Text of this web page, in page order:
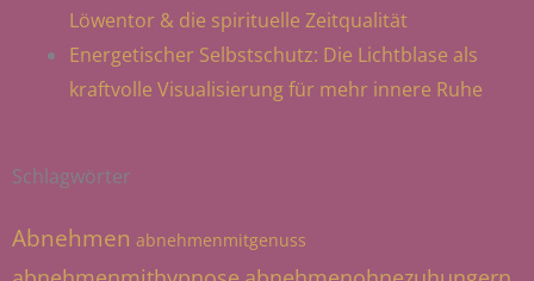
Löwentor & die spirituelle Zeitqualität
Energetischer Selbstschutz: Die Lichtblase als
kraftvolle Visualisierung für mehr innere Ruhe
Schlagwörter
Abnehmen abnehmenmitgenuss